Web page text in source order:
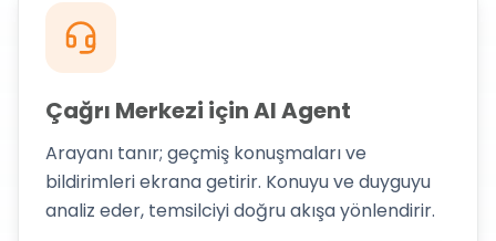
Çağrı Merkezi için AI Agent
Arayanı tanır; geçmiş konuşmaları ve
bildirimleri ekrana getirir. Konuyu ve duyguyu
analiz eder, temsilciyi doğru akışa yönlendirir.